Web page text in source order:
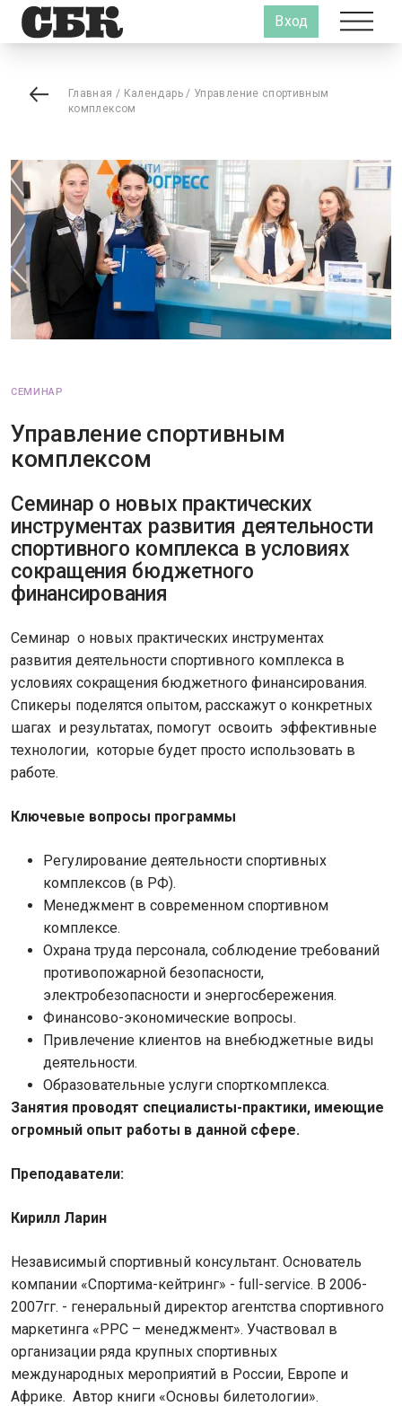
Вход
Главная / Календарь/ Управление спортивным
комплексом
СЕМИНАР
Управление спортивным
комплексом
Семинар о новых практических
инструментах развития деятельности
спортивного комплекса в условиях
сокращения бюджетного
финансирования
Семинар о новых практических инструментах
развития деятельности спортивного комплекса в
условиях сокращения бюджетного финансирования.
Спикеры поделятся опытом, расскажут о конкретных
шагах и результатах, помогут освоить эффективные
технологии, которые будет просто использовать в
работе.
Ключевые вопросы программы
Регулирование деятельности спортивных
комплексов (в РФ).
Менеджмент в современном спортивном
комплексе.
Охрана труда персонала, соблюдение требований
противопожарной безопасности,
электробезопасности и энергосбережения.
Финансово-экономические вопросы.
Привлечение клиентов на внебюджетные виды
деятельности.
Образовательные услуги спорткомплекса.
Занятия проводят специалисты-практики, имеющие
огромный опыт работы в данной сфере.
Преподаватели:
Кирилл Ларин
Независимый спортивный консультант. Основатель
компании «Спортима-кейтринг» - full-service. В 2006-
2007гг. - генеральный директор агентства спортивного
маркетинга «РРС – менеджмент». Участвовал в
организации ряда крупных спортивных
международных мероприятий в России, Европе и
Африке. Автор книги «Основы билетологии».